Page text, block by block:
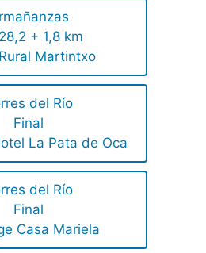
+ 1,8 km
Martintxo
del Río
Final
La Pata de Oca
del Río
Final
Casa Mariela